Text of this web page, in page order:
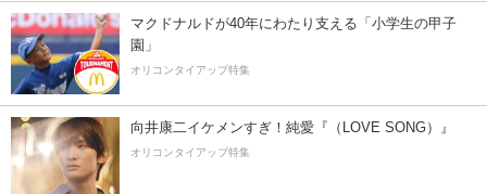
マクドナルドが40年にわたり支える「小学生の甲子
園」
オリコンタイアップ特集
向井康二イケメンすぎ！純愛『（LOVE SONG）』
オリコンタイアップ特集